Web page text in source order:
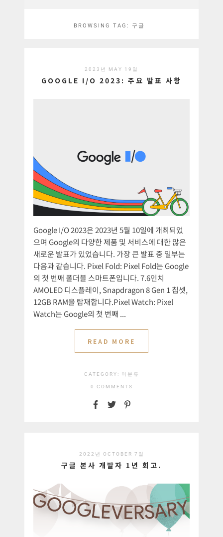
BROWSING TAG: 구글
2023년 MAY 19일
GOOGLE I/O 2023: 주요 발표 사항
Google I/O 2023은 2023년 5월 10일에 개최되었
으며 Google의 다양한 제품 및 서비스에 대한 많은
새로운 발표가 있었습니다. 가장 큰 발표 중 일부는
다음과 같습니다. Pixel Fold: Pixel Fold는 Google
의 첫 번째 폴더블 스마트폰입니다. 7.6인치
AMOLED 디스플레이, Snapdragon 8 Gen 1 칩셋,
12GB RAM을 탑재합니다.Pixel Watch: Pixel
Watch는 Google의 첫 번째 ...
READ MORE
CATEGORY: 미분류
0 COMMENTS
2022년 OCTOBER 7일
구글 본사 개발자 1년 회고.